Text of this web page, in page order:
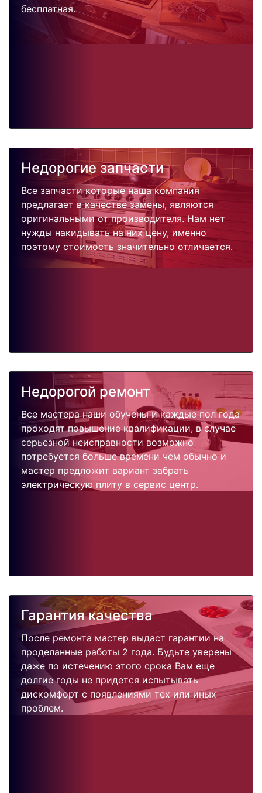
бесплатная.
Недорогие запчасти
Все запчасти которые наша компания
предлагает в качестве замены, являются
оригинальными от производителя. Нам нет
нужды накидывать на них цену, именно
поэтому стоимость значительно отличается.
Недорогой ремонт
Все мастера наши обучены и каждые пол года
проходят повышение квалификации, в случае
серьезной неисправности возможно
потребуется больше времени чем обычно и
мастер предложит вариант забрать
электрическую плиту в сервис центр.
Гарантия качества
После ремонта мастер выдаст гарантии на
проделанные работы 2 года. Будьте уверены
даже по истечению этого срока Вам еще
долгие годы не придется испытывать
дискомфорт с появлениями тех или иных
проблем.